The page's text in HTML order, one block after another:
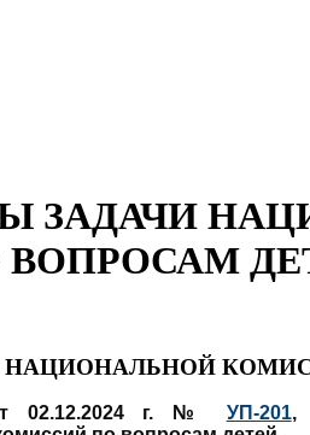
ЗАДАЧИ
НАЦИОНАЛЬНОЙ
02.12.2024 г. № УП-201,